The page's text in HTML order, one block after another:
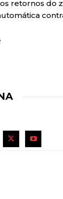
retornos do